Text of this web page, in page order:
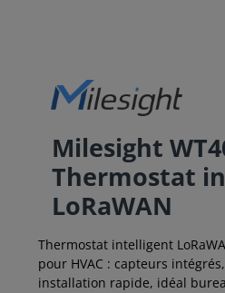
Milesight
Thermostat
LoRaWAN
Thermostat intelligent
pour HVAC : capteurs
installation rapide, idéal